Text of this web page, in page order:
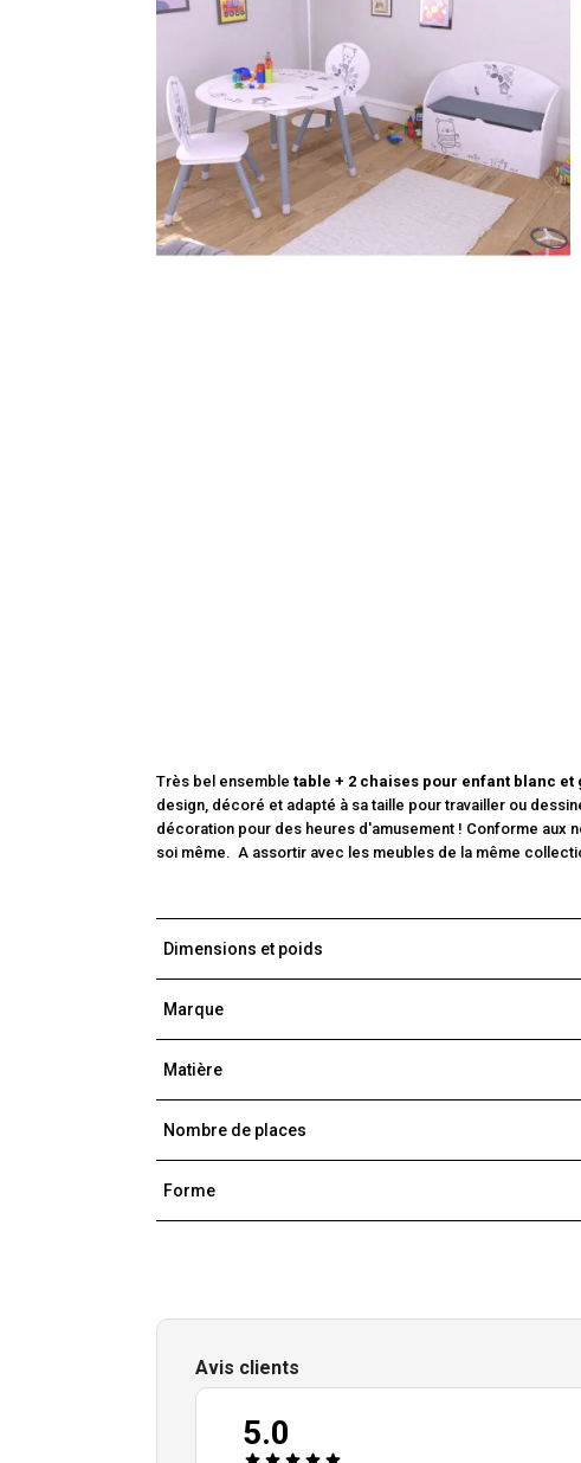
Très bel ensemble table + 2 chaises pour enfant blanc et
design, décoré et adapté à sa taille pour travailler ou
décoration pour des heures d'amusement ! Conforme aux
soi même. A assortir avec les meubles de la même
Dimensions et poids
Marque
Matière
Nombre de places
Forme
Avis clients
5.0